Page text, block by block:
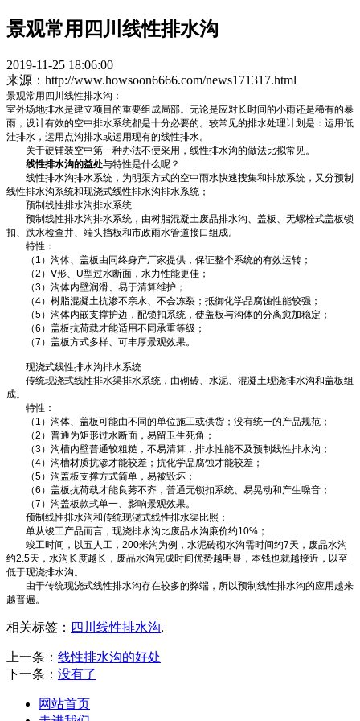
景观常用四川线性排水沟
2019-11-25 18:06:00
来源：http://www.howsoon6666.com/news171317.html
景观常用四川线性排水沟：
室外场地排水是建立项目的重要组成局部。无论是应对长时间的小雨还是稀有的暴
雨，设计有效的空中排水系统都是十分必要的。较常见的排水处理计划是：运用低
洼排水，运用点沟排水或运用现有的线性排水。
关于硬铺装空中第一种办法不便采用，线性排水沟的做法比拟常见。
线性排水沟的益处与特性是什么呢？
线性排水沟排水系统，为明渠方式的空中雨水快速搜集和排放系统，又分预制
线性排水沟系统和现浇式线性排水沟排水系统；
预制线性排水沟排水系统
预制线性排水沟排水系统，由树脂混凝土废品排水沟、盖板、无螺栓式盖板锁
扣、跌水检查井、端头挡板和市政雨水管道接口组成。
特性：
（1）沟体、盖板由同终身产厂家提供，保证整个系统的有效运转；
（2）Ⅴ形、U型过水断面，水力性能更佳；
（3）沟体内壁润滑、易于清算维护；
（4）树脂混凝土抗渗不亲水、不会冻裂；抵御化学品腐蚀性能较强；
（5）沟体内嵌支撑护边，配锁扣系统，使盖板与沟体的分离愈加稳定；
（6）盖板抗荷载才能适用不同承重等级；
（7）盖板方式多样、可丰厚景观效果。
现浇式线性排水沟排水系统
传统现浇式线性排水渠排水系统，由砌砖、水泥、混凝土现浇排水沟和盖板组
成。
特性：
（1）沟体、盖板可能由不同的单位施工或供货；没有统一的产品规范；
（2）普通为矩形过水断面，易留卫生死角；
（3）沟槽内壁普通较粗糙，不易清算，排水性能不及预制线性排水沟；
（4）沟槽材质抗渗才能较差；抗化学品腐蚀才能较差；
（5）沟盖板支撑方式简单，易被毁坏；
（6）盖板抗荷载才能良莠不齐，普通无锁扣系统、易晃动和产生噪音；
（7）沟盖板款式单一、影响景观效果。
预制线性排水沟和传统现浇式线性排水渠比照：
单从竣工产品而言，现浇排水沟比废品水沟廉价约10%；
竣工时间，以五人工，200米沟为例，水泥砖砌水沟需时间约7天，废品水沟
约2.5天，水沟长度越长，废品水沟完成时间优势越明显，本钱也就越接近，以至
低于现浇排水沟。
由于传统现浇式线性排水沟存在较多的弊端，所以预制线性排水沟的应用越来
越普遍。
相关标签： 四川线性排水沟,
上一条： 线性排水沟的好处
下一条： 没有了
网站首页